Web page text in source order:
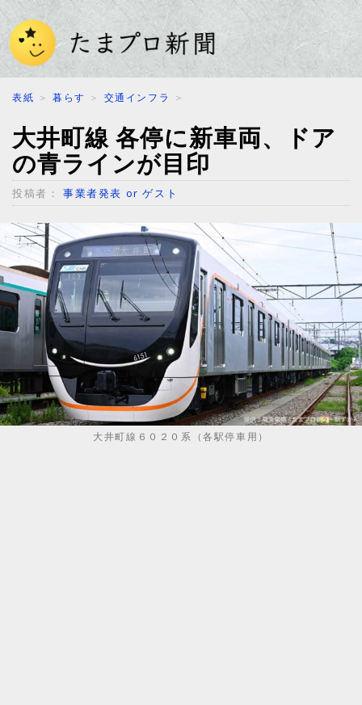
表紙 ＞暮らす ＞ 交通インフラ ＞
大井町線 各停に新車両、ドア
の青ラインが目印
投稿者： 事業者発表 or ゲスト
大井町線６０２０系（各駅停車用）